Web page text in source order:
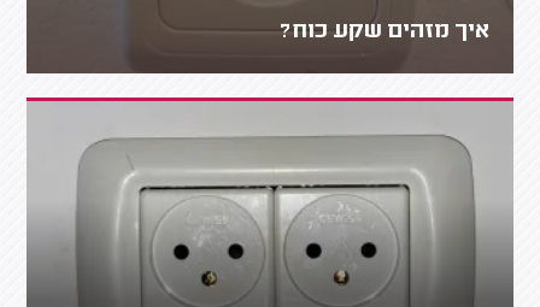
איך מזהים שקע כוח?